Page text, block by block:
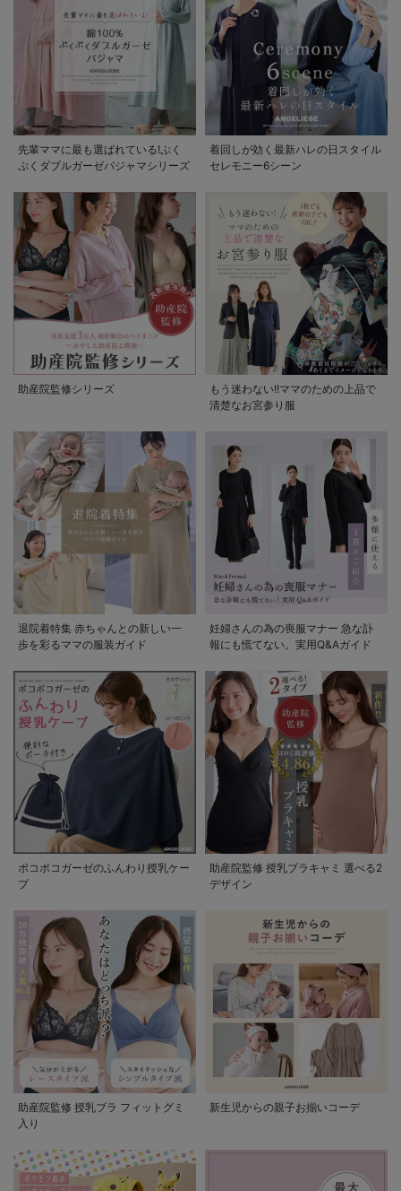
先輩ママに最も選ばれている!ぷく
ぷくダブルガーゼパジャマシリーズ
着回しが効く最新ハレの日スタイル
セレモニー6シーン
助産院監修シリーズ
もう迷わない!!ママのための上品で
清楚なお宮参り服
退院着特集 赤ちゃんとの新しい一
歩を彩るママの服装ガイド
妊婦さんの為の喪服マナー 急な訃
報にも慌てない。実用Q&Aガイド
ポコポコガーゼのふんわり授乳ケー
プ
助産院監修 授乳ブラキャミ 選べる2
デザイン
助産院監修 授乳ブラ フィットグミ
入り
新生児からの親子お揃いコーデ